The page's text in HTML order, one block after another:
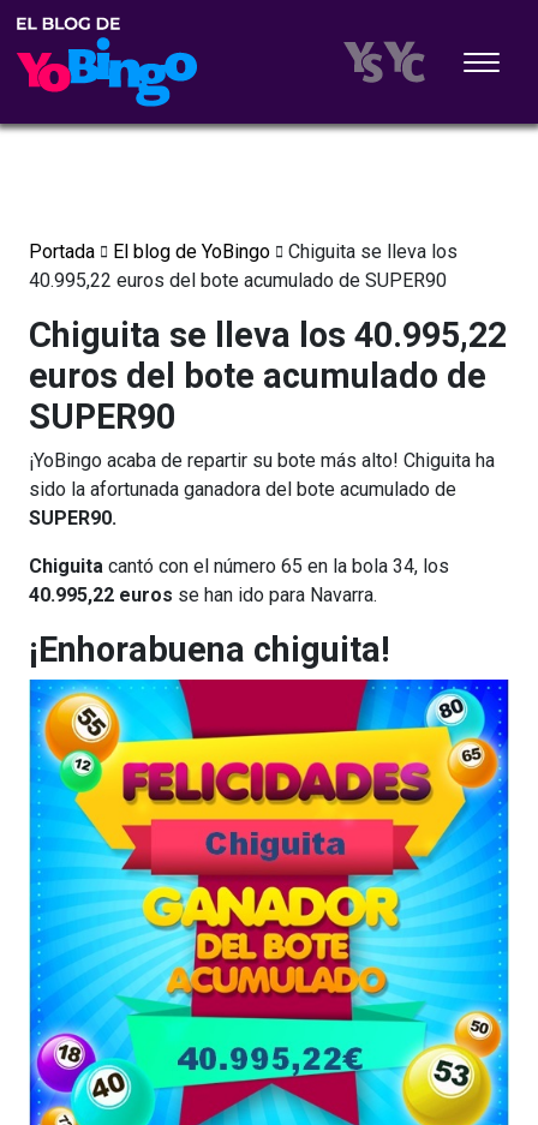
Portada El blog de YoBingo
Chiguita se lleva los
40.995,22 euros del bote acumulado de SUPER90
Chiguita se lleva los 40.995,22
euros del bote acumulado de
SUPER90
¡YoBingo acaba de repartir su bote más alto! Chiguita ha
sido la afortunada ganadora del bote acumulado de
SUPER90.
Chiguita cantó con el número 65 en la bola 34, los
40.995,22 euros se han ido para Navarra.
¡Enhorabuena chiguita!